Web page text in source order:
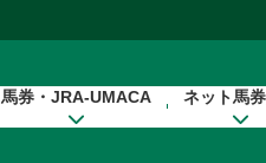
馬券・JRA-UMACA ネット馬